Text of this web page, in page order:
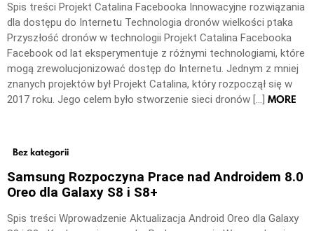
Spis treści Projekt Catalina Facebooka Innowacyjne rozwiązania
dla dostępu do Internetu Technologia dronów wielkości ptaka
Przyszłość dronów w technologii Projekt Catalina Facebooka
Facebook od lat eksperymentuje z różnymi technologiami, które
mogą zrewolucjonizować dostęp do Internetu. Jednym z mniej
znanych projektów był Projekt Catalina, który rozpoczął się w
2017 roku. Jego celem było stworzenie sieci dronów […] MORE
Bez kategorii
Samsung Rozpoczyna Prace nad Androidem 8.0
Oreo dla Galaxy S8 i S8+
Spis treści Wprowadzenie Aktualizacja Android Oreo dla Galaxy